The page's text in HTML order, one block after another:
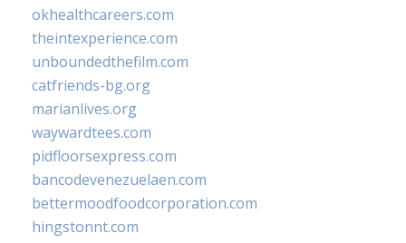
okhealthcareers.com
theintexperience.com
unboundedthefilm.com
catfriends-bg.org
marianlives.org
waywardtees.com
pidfloorsexpress.com
bancodevenezuelaen.com
bettermoodfoodcorporation.com
hingstonnt.com